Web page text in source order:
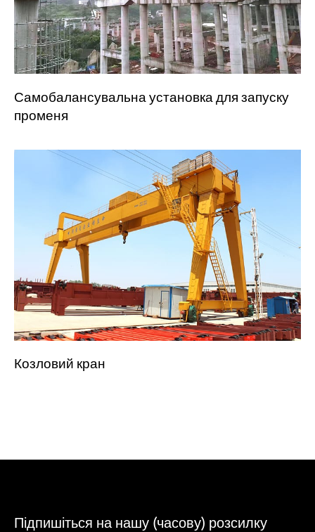
Самобалансувальна установка для запуску
променя
Козловий кран
Підпишіться на нашу (часову) розсилку